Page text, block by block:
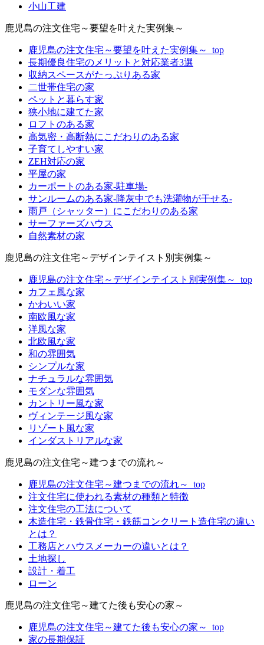
小山工建
鹿児島の注文住宅～要望を叶えた実例集～
鹿児島の注文住宅～要望を叶えた実例集～_top
長期優良住宅のメリットと対応業者3選
収納スペースがたっぷりある家
二世帯住宅の家
ペットと暮らす家
狭小地に建てた家
ロフトのある家
高気密・高断熱にこだわりのある家
子育てしやすい家
ZEH対応の家
平屋の家
カーポートのある家-駐車場-
サンルームのある家-降灰中でも洗濯物が干せる-
雨戸（シャッター）にこだわりのある家
サーファーズハウス
自然素材の家
鹿児島の注文住宅～デザインテイスト別実例集～
鹿児島の注文住宅～デザインテイスト別実例集～_top
カフェ風な家
かわいい家
南欧風な家
洋風な家
北欧風な家
和の雰囲気
シンプルな家
ナチュラルな雰囲気
モダンな雰囲気
カントリー風な家
ヴィンテージ風な家
リゾート風な家
インダストリアルな家
鹿児島の注文住宅～建つまでの流れ～
鹿児島の注文住宅～建つまでの流れ～_top
注文住宅に使われる素材の種類と特徴
注文住宅の工法について
木造住宅・鉄骨住宅・鉄筋コンクリート造住宅の違い
とは？
工務店とハウスメーカーの違いとは？
土地探し
設計・着工
ローン
鹿児島の注文住宅～建てた後も安心の家～
鹿児島の注文住宅～建てた後も安心の家～_top
家の長期保証